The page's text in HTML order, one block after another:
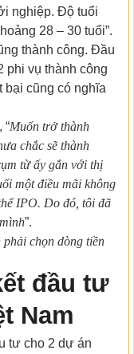
nghiệp. Độ tuổi
28 – 30 tuổi”.
thành công. Đầu
phi vụ thành công
bại cũng có nghĩa
“Muốn trở thành
chắc sẽ thành
từ ấy gắn với thị
một điều mãi không
IPO. Do đó, tôi đã
”.
chọn dòng tiền
đầu tư
Nam
tư cho 2 dự án